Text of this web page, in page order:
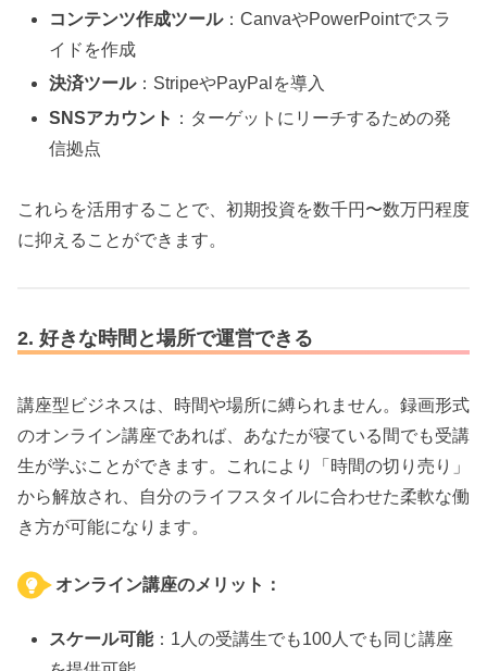
コンテンツ作成ツール：CanvaやPowerPointでスラ
イドを作成
決済ツール：StripeやPayPalを導入
SNSアカウント ：ターゲットにリーチするための発
信拠点
これらを活用することで、初期投資を数千円〜数万円程度
に抑えることができます。
2. 好きな時間と場所で運営できる
講座型ビジネスは、時間や場所に縛られません。録画形式
のオンライン講座であれば、あなたが寝ている間でも受講
生が学ぶことができます。これにより「時間の切り売り」
から解放され、自分のライフスタイルに合わせた柔軟な働
き方が可能になります。
オンライン講座のメリット：
スケール可能：1人の受講生でも100人でも同じ講座